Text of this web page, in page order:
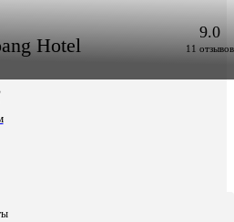
Hotel
9.0
11 отзывов